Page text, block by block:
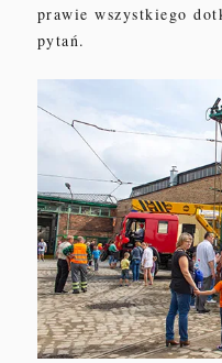
prawie wszystkiego
pytań.